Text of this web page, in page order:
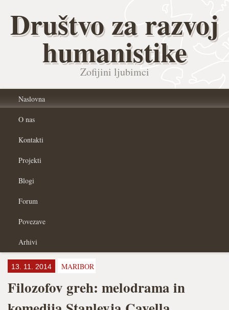
Društvo za razvoj
humanistike
Zofijini ljubimci
Naslovna
O nas
Kontakti
Projekti
Blogi
Forum
Povezave
Arhivi
13. 11. 2014 MARIBOR
Filozofov greh: melodrama in